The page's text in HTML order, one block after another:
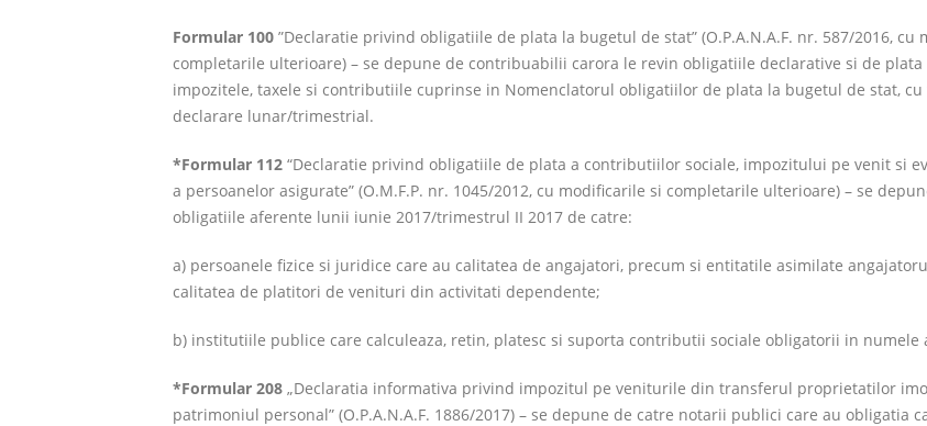
Formular 100 ”Declaratie privind obligatiile de plata la bugetul de stat” (O.P.A.N.A.F. nr. 587/2016, cu
completarile ulterioare) – se depune de contribuabilii carora le revin obligatiile declarative si de
impozitele, taxele si contributiile cuprinse in Nomenclatorul obligatiilor de plata la bugetul de stat, cu
declarare lunar/trimestrial.
*Formular 112 “Declaratie privind obligatiile de plata a contributiilor sociale, impozitului pe venit si
a persoanelor asigurate” (O.M.F.P. nr. 1045/2012, cu modificarile si completarile ulterioare) – se
obligatiile aferente lunii iunie 2017/trimestrul II 2017 de catre:
a) persoanele fizice si juridice care au calitatea de angajatori, precum si entitatile asimilate
calitatea de platitori de venituri din activitati dependente;
b) institutiile publice care calculeaza, retin, platesc si suporta contributii sociale obligatorii in numele
*Formular 208 „Declaratia informativa privind impozitul pe veniturile din transferul proprietatilor
patrimoniul personal” (O.P.A.N.A.F. 1886/2017) – se depune de catre notarii publici care au obligatia